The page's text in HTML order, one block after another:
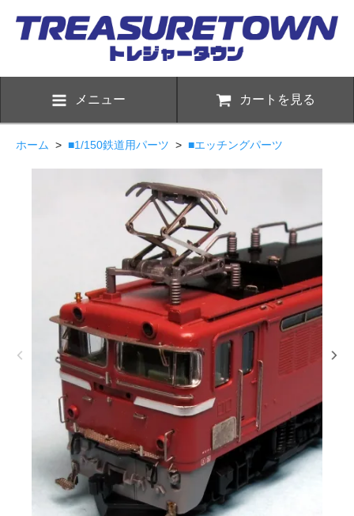
メニュー カートを見る
ホーム > ■1/150鉄道用パーツ > ■エッチングパーツ